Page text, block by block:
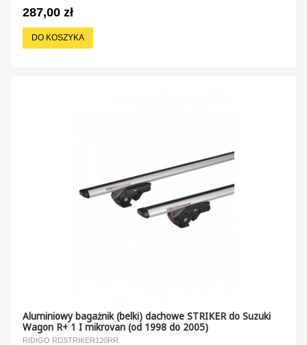
287,00 zł
DO KOSZYKA
Aluminiowy bagażnik (belki) dachowe STRIKER do Suzuki
Wagon R+ 1 I mikrovan (od 1998 do 2005)
RIDIGO RDSTRIKER120RR